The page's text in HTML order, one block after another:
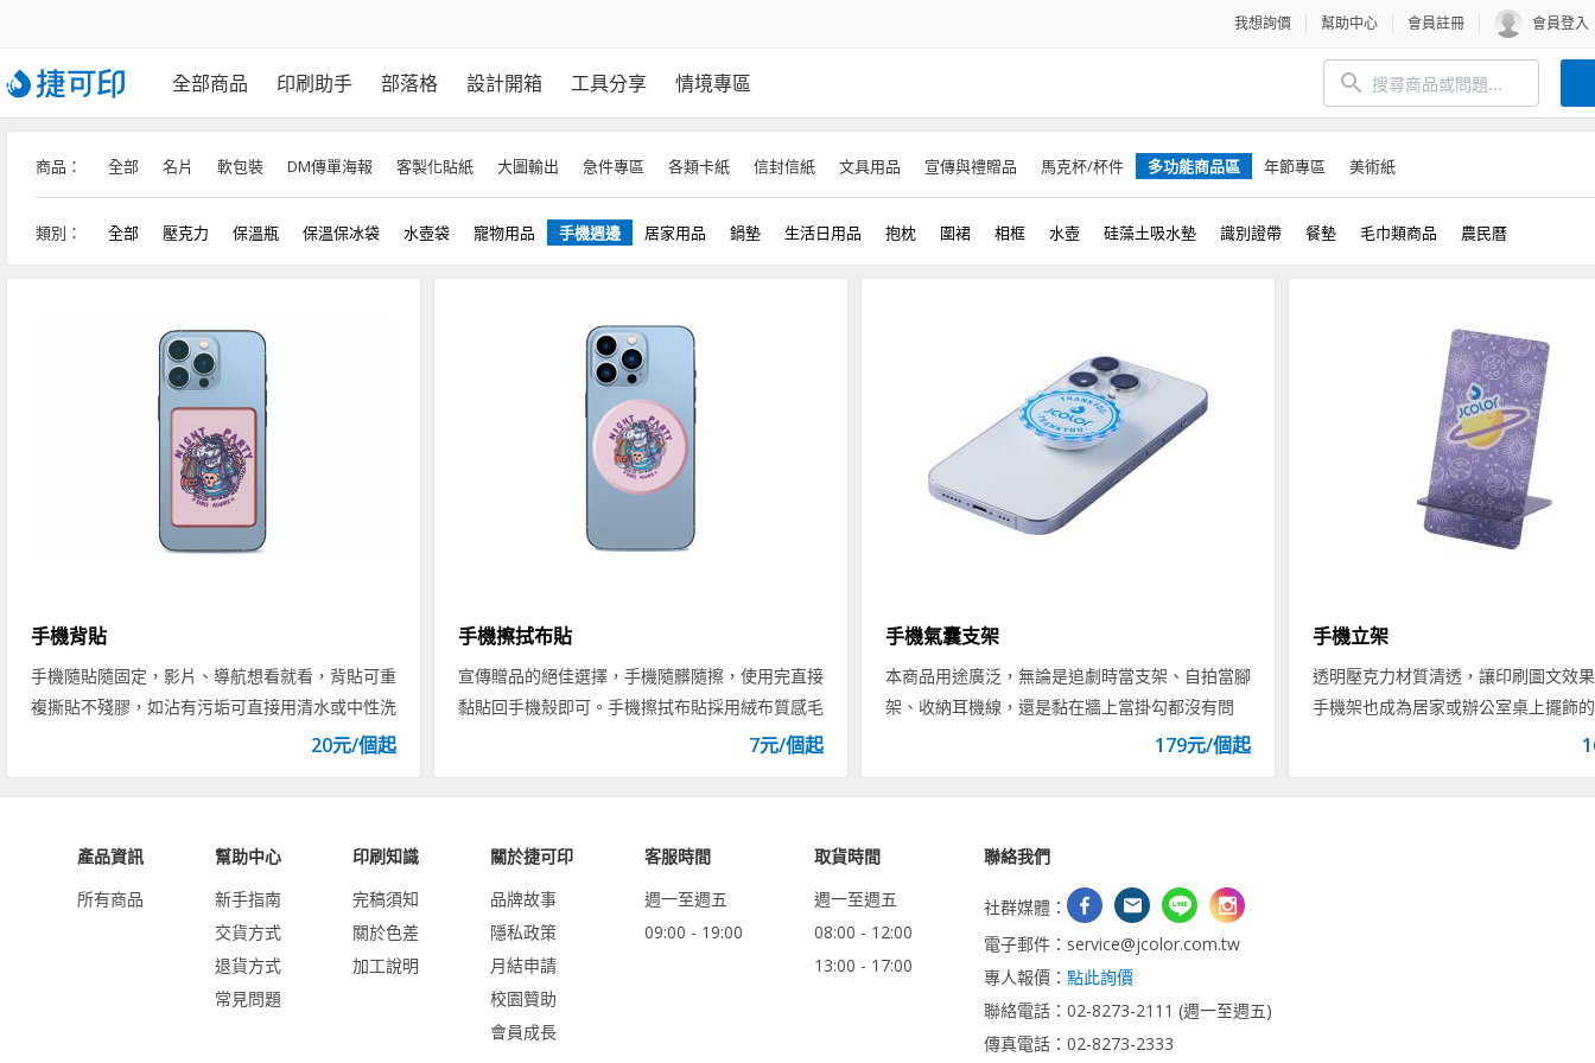
我想詢價 幫助中心 會員註冊 會員登入
全部商品 印刷助手 部落格 設計開箱 工具分享 情境專區
商品： 全部 名片 軟包裝 DM傳單海報 客製化貼紙 大圖輸出 急件專區 各類卡紙 信封信紙 文具用品 宣傳與禮贈品 馬克杯/杯件 多功能商品區 年節專區 美術紙
類別： 全部 壓克力 保溫瓶 保溫保冰袋 水壺袋 寵物用品 手機週邊 居家用品 鍋墊 生活日用品 抱枕 圍裙 相框 水壺 硅藻土吸水墊 識別證帶 餐墊 毛巾類商品 農民曆
手機背貼
手機隨貼隨固定，影片、導航想看就看，背貼可重
複撕貼不殘膠，如沾有污垢可直接用清水或中性洗
劑清潔，待冷風乾燥後可繼續使用。適用於鏡面玻
20元/個起
手機擦拭布貼
宣傳贈品的絕佳選擇，手機隨髒隨擦，使用完直接
黏貼回手機殼即可。手機擦拭布貼採用絨布質感毛
面超細纖維，四邊圓角5mm，除了可保持螢幕乾
7元/個起
手機氣囊支架
本商品用途廣泛，無論是追劇時當支架、自拍當腳
架、收納耳機線，還是黏在牆上當掛勾都沒有問
題，超強吸力，輕鬆吸附，是您最佳的生活小幫
179元/個起
手機立架
透明壓克力材質清透，讓印刷圖文效
手機架也成為居家或辦公室桌上擺飾
產品資訊
所有商品
幫助中心
新手指南
交貨方式
退貨方式
常見問題
印刷知識
完稿須知
關於色差
加工說明
關於捷可印
品牌故事
隱私政策
月結申請
校園贊助
會員成長
客服時間
週一至週五
09:00 - 19:00
取貨時間
週一至週五
08:00 - 12:00
13:00 - 17:00
聯絡我們
社群媒體：
電子郵件：service@jcolor.com.tw
專人報價： 點此詢價
聯絡電話：02-8273-2111 (週一至週五)
傳真電話：02-8273-2333